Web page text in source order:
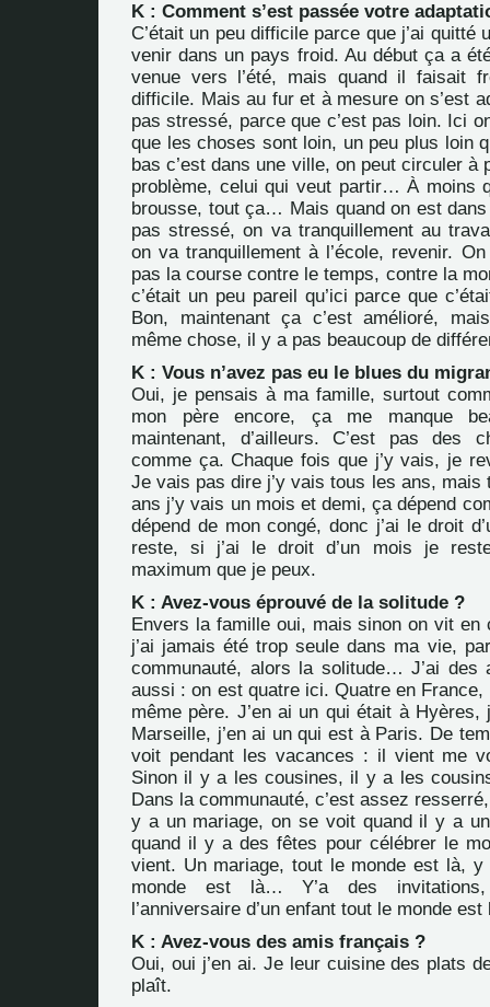
K : Comment s’est passée votre
C’était un peu difficile parce que j’ai quitté
venir dans un pays froid. Au début ça a
venue vers l’été, mais quand il faisait
difficile. Mais au fur et à mesure on s’est
pas stressé, parce que c’est pas loin. Ici
que les choses sont loin, un peu plus loin
bas c’est dans une ville, on peut circuler à
problème, celui qui veut partir… À moins
brousse, tout ça… Mais quand on est dans
pas stressé, on va tranquillement au
on va tranquillement à l’école, revenir.
pas la course contre le temps, contre la
c’était un peu pareil qu’ici parce que
Bon, maintenant ça c’est amélioré,
même chose, il y a pas beaucoup de
K : Vous n’avez pas eu le blues du
Oui, je pensais à ma famille, surtout
mon père encore, ça me manque
maintenant, d’ailleurs. C’est pas des
comme ça. Chaque fois que j’y vais, je
Je vais pas dire j’y vais tous les ans, mais
ans j’y vais un mois et demi, ça dépend
dépend de mon congé, donc j’ai le droit
reste, si j’ai le droit d’un mois je
maximum que je peux.
K : Avez-vous éprouvé de la solitude ?
Envers la famille oui, mais sinon on vit en
j’ai jamais été trop seule dans ma vie,
communauté, alors la solitude… J’ai des
aussi : on est quatre ici. Quatre en France,
même père. J’en ai un qui était à Hyères,
Marseille, j’en ai un qui est à Paris. De
voit pendant les vacances : il vient me
Sinon il y a les cousines, il y a les
Dans la communauté, c’est assez
y a un mariage, on se voit quand il y a
quand il y a des fêtes pour célébrer le
vient. Un mariage, tout le monde est là,
monde est là… Y’a des
l’anniversaire d’un enfant tout le monde
K : Avez-vous des amis français ?
Oui, oui j’en ai. Je leur cuisine des plats
plaît.